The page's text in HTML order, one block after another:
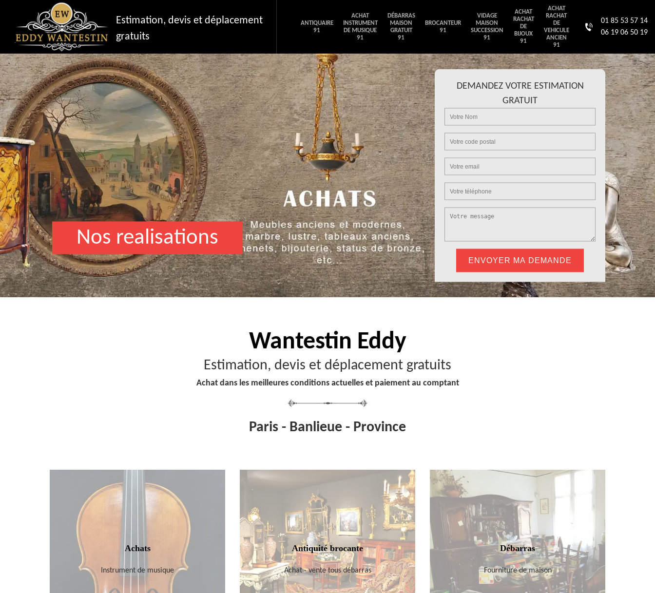
Estimation, devis et déplacement
gratuits
ANTIQUAIRE
91
ACHAT
INSTRUMENT
DE MUSIQUE
91
DÉBARRAS
MAISON
GRATUIT
91
BROCANTEUR
91
VIDAGE
MAISON
SUCCESSION
91
ACHAT
RACHAT
DE
BIJOUX
91
ACHAT
RACHAT
DE
VEHICULE
ANCIEN
91
01 85 53 57 14
06 19 06 50 19
Nos realisations
DEMANDEZ VOTRE ESTIMATION
GRATUIT
Wantestin Eddy
Estimation, devis et déplacement gratuits
Achat dans les meilleures conditions actuelles et paiement au comptant
Paris - Banlieue - Province
Achats
Instrument de musique
Antiquité brocante
Achat - vente tous débarras
Débarras
Fourniture de maison